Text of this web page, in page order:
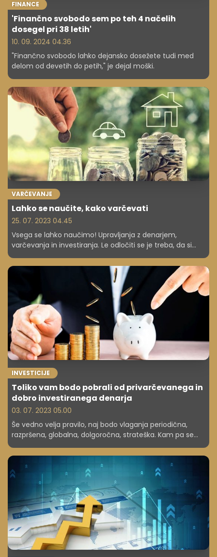
FINANCE
'Finančno svobodo sem po teh 4 načelih
dosegel pri 38 letih'
10. 09. 2024 04.36
"Finančno svobodo lahko dejansko dosežete tudi med
delom od devetih do petih," je dejal moški.
VARČEVANJE
Lahko se naučite, kako varčevati
25. 07. 2023 04.45
Vsega se lahko naučimo! Upravljanja z denarjem,
varčevanja in investiranja. Le odločiti se je treba, da si
želite varčevati. Predstavljamo vam, kako začeti in kako
vztrajati. Varčevanje ima tudi kopico pozitivnih koristi.
INVESTICIJE
Toliko vam bodo pobrali od privarčevanega in
dobro investiranega denarja
03. 07. 2023 05.00
Še vedno velja pravilo, naj bodo vlaganja periodična,
razpršena, globalna, dolgoročna, strateška. Kam pa se
trenutno najbolj izplača vlagati in katere naložbe, ki so
pred leti oziroma v preteklosti veljale za dobre in stabilne,
danes morda več niso med najbolj varnimi? Pa tudi, kaj je
manj obdavčeno? Odgovarjata finančna svetovalca
Mitja Vezovišek in Sašo Aleksić.